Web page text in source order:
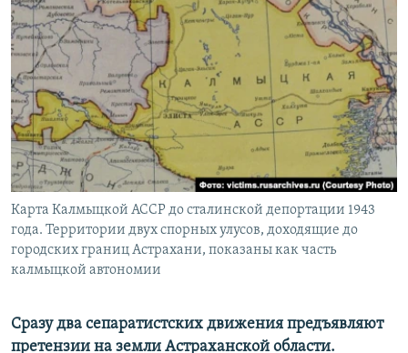
СИБИРЬ.РЕАЛИИ
РАСПИСАНИЕ ВЕЩАНИЯ
ПОДПИШИТЕСЬ НА РАССЫЛКУ
СОЦИАЛЬНЫЕ СЕТИ
Все сайты РСЕ/РС
Карта Калмыцкой АССР до сталинской депортации 1943
года. Территории двух спорных улусов, доходящие до
городских границ Астрахани, показаны как часть
калмыцкой автономии
Сразу два сепаратистских движения предъявляют
претензии на земли Астраханской области.